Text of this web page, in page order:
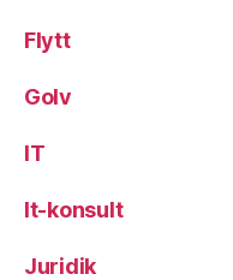
Flytt
Golv
IT
It-konsult
Juridik